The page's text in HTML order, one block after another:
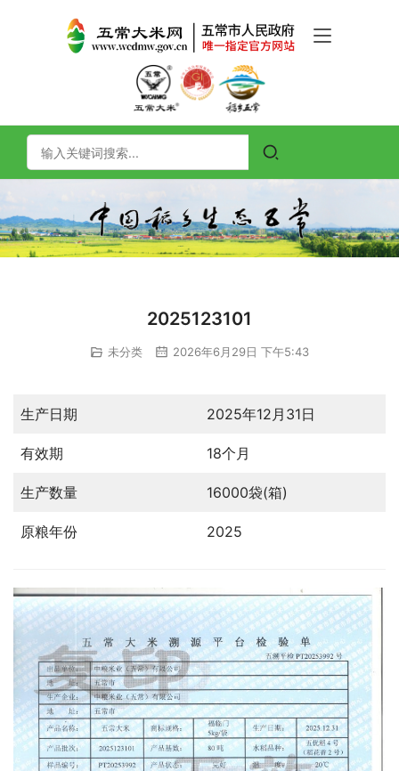
2025123101
未分类 2026年6月29日 下午5:43
生产日期 2025年12月31日
有效期 18个月
生产数量 16000袋(箱)
原粮年份 2025